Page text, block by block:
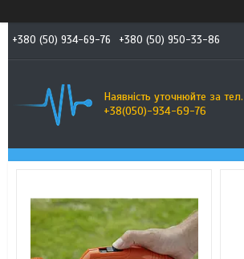
+380 (50) 934-69-76 +380 (50) 950-33-86
Наявність уточнюйте за тел.
+38(050)-934-69-76